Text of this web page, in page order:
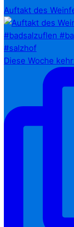
Auftakt des
Diese Woche